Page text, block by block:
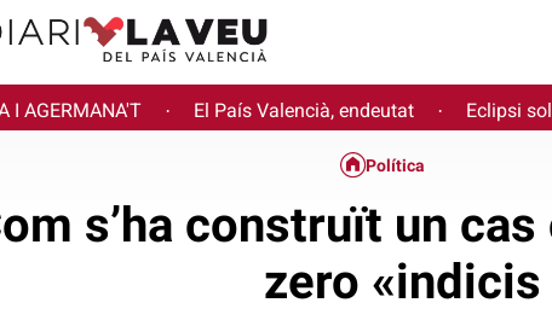
I AGERMANA'T · El País Valencià, endeutat · Eclipsi
Política
s’ha construït un
zero